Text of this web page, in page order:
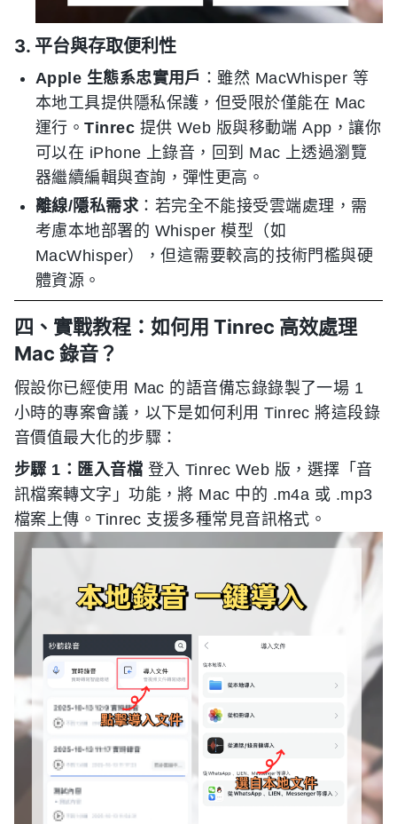
3. 平台與存取便利性
Apple 生態系忠實用戶 ：雖然 MacWhisper 等
本地工具提供隱私保護，但受限於僅能在 Mac
運行。Tinrec 提供 Web 版與移動端 App，讓你
可以在 iPhone 上錄音，回到 Mac 上透過瀏覽
器繼續編輯與查詢，彈性更高。
離線/隱私需求：若完全不能接受雲端處理，需
考慮本地部署的 Whisper 模型（如
MacWhisper），但這需要較高的技術門檻與硬
體資源。
四、實戰教程：如何用 Tinrec 高效處理
Mac 錄音？
假設你已經使用 Mac 的語音備忘錄錄製了一場 1
小時的專案會議，以下是如何利用 Tinrec 將這段錄
音價值最大化的步驟：
步驟 1：匯入音檔 登入 Tinrec Web 版，選擇「音
訊檔案轉文字」功能，將 Mac 中的 .m4a 或 .mp3
檔案上傳。Tinrec 支援多種常見音訊格式。